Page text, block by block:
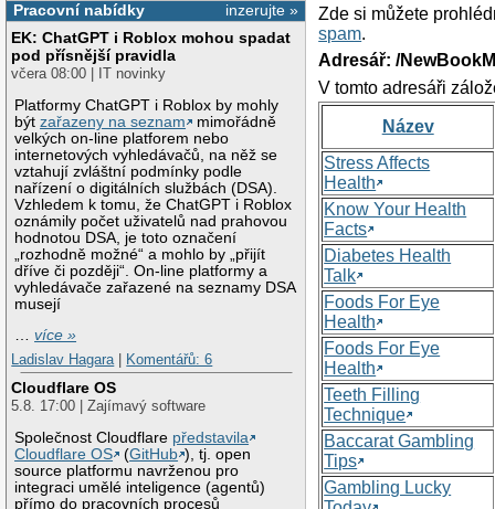
inzerujte »
Pracovní nabídky
EK: ChatGPT i Roblox mohou spadat
pod přísnější pravidla
včera 08:00 | IT novinky
Platformy ChatGPT i Roblox by mohly
býtzařazeny na seznam
mimořádně
velkých on-line platforem nebo
internetových vyhledávačů, na něž se
vztahují zvláštní podmínky podle
nařízení o digitálních službách (DSA).
Vzhledem k tomu, že ChatGPT i Roblox
oznámily počet uživatelů nad prahovou
hodnotou DSA, je toto označení
„rozhodně možné“ a mohlo by „přijít
dříve či později“. On-line platformy a
vyhledávače zařazené na seznamy DSA
musejí
…více »
Ladislav Hagara
Komentářů: 6
Cloudflare OS
5.8. 17:00 | Zajímavý software
Společnost Cloudflare představila
Cloudflare OS
(GitHub ), tj. open
source platformu navrženou pro
integraci umělé inteligence (agentů)
přímo do pracovních procesů
Zde si můžete
spam.
Adresář: /
V tomto adresáři
Název
Stress Affects
Health
Know Your Health
Facts
Diabetes Health
Talk
Foods For Eye
Health
Foods For Eye
Health
Teeth Filling
Technique
Baccarat Gambling
Tips
Gambling Lucky